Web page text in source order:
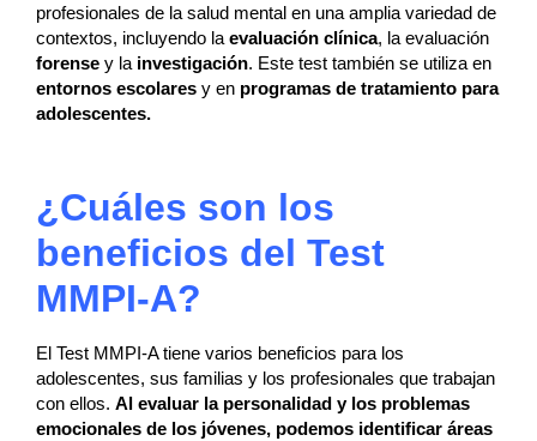
profesionales de la salud mental en una amplia variedad de
contextos, incluyendo la evaluación clínica, la evaluación
forense y la investigación. Este test también se utiliza en
entornos escolares y en programas de tratamiento para
adolescentes.
¿Cuáles son los
beneficios del Test
MMPI-A?
El Test MMPI-A tiene varios beneficios para los
adolescentes, sus familias y los profesionales que trabajan
con ellos. Al evaluar la personalidad y los problemas
emocionales de los jóvenes, podemos identificar áreas